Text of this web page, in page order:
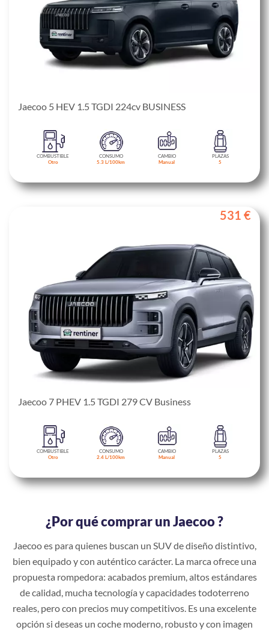
Jaecoo 5 HEV 1.5 TGDI 224cv BUSINESS
COMBUSTIBLE
Otro
CONSUMO
5.3 L/100km
CAMBIO
Manual
PLAZAS
5
531 €
Jaecoo 7 PHEV 1.5 TGDI 279 CV Business
COMBUSTIBLE
Otro
CONSUMO
2.4 L/100km
CAMBIO
Manual
PLAZAS
5
¿Por qué comprar un Jaecoo ?
Jaecoo es para quienes buscan un SUV de diseño distintivo,
bien equipado y con auténtico carácter. La marca ofrece una
propuesta rompedora: acabados premium, altos estándares
de calidad, mucha tecnología y capacidades todoterreno
reales, pero con precios muy competitivos. Es una excelente
opción si deseas un coche moderno, robusto y con imagen